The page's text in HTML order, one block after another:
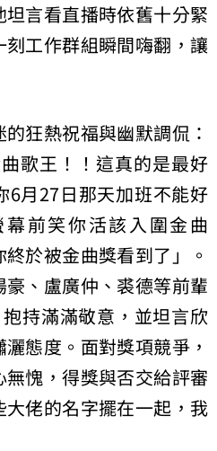
言看直播時依舊十分緊
工作群組瞬間嗨翻，讓
狂熱祝福與幽默調侃：
歌王！！這真的是最好
6月27日那天加班不能好
前笑你活該入圍金曲
於被金曲獎看到了」。
、盧廣仲、裘德等前輩
持滿滿敬意，並坦言欣
態度。面對獎項競爭，
愧，得獎與否交給評審
佬的名字擺在一起，我